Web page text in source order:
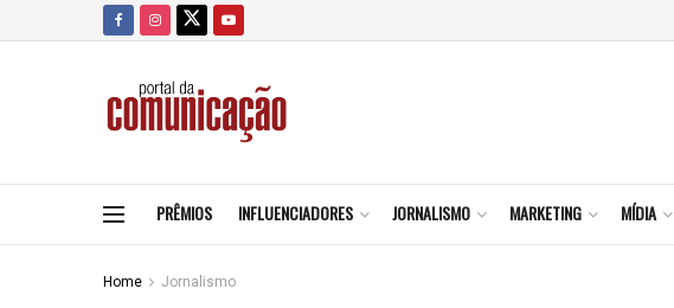
PRÊMIOS INFLUENCIADORES JORNALISMO MARKETING MÍDIA
Home Jornalismo